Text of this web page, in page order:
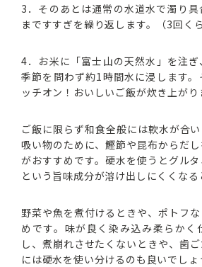
3．そのあとは通常の水道水で濁り
まですすぎを繰り返します。（3回く
4．お米に「富士山の天然水」を注ぎ
季節を問わず約1時間水に浸します。
ッチオン！おいしいご飯が炊き上がり
ご飯に限らず和食全般には軟水が合
吸い物のために、鰹節や昆布からだ
がおすすめです。硬水を使うとグル
という旨味成分が溶け出しにくくなる
野菜や魚を煮付けるときや、ポトフ
めです。味が良く染み込み柔らかく
し、煮崩れさせたくないときや、歯
には硬水を使い分けるのも良いでしょ